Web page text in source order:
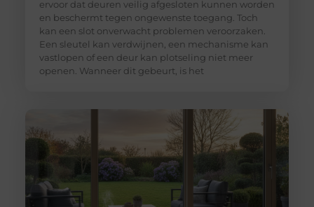
ervoor dat deuren veilig afgesloten kunnen worden
en beschermt tegen ongewenste toegang. Toch
kan een slot onverwacht problemen veroorzaken.
Een sleutel kan verdwijnen, een mechanisme kan
vastlopen of een deur kan plotseling niet meer
openen. Wanneer dit gebeurt, is het